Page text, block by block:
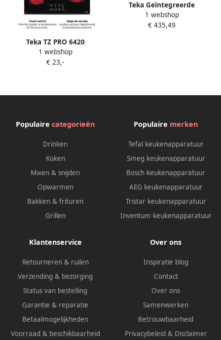
Teka TZ PRO 6420
Keramische kookplaat 60 cm
4 kookplaten touch-
kookstootfunctie eenvoudig
1 webshop
€ 23,-
Teka Geïntegreerde
onzichtbare kap eenvoudig
te installeren en met
1 webshop
€ 435,49
Populaire categorieën
Drinken
Koken
Mixen & snijden
Opwarmen
Bakken & frituren
Grillen
Populaire merken
Tefal keukenapparatuur
Smeg keukenapparatuur
Bosch keukenapparatuur
AEG keukenapparatuur
Tristar keukenapparatuur
Inventum keukenapparatuur
Klantenservice
Retourneren & ruilen
Verzending & bezorging
Status van bestelling
Garantie & reparatie
Betaalmogelijkheden
Voorraad & beschikbaarheid
Over ons
Inspiratie blog
Contact
Over ons
Samenwerken
Betrouwbaarheid
Privacybeleid & Disclaimer